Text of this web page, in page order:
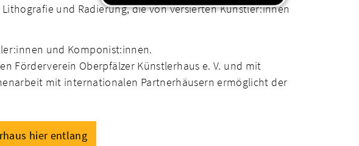
und Radierung, die von versierten Künstler:innen
und Komponist:innen.
Förderverein Oberpfälzer Künstlerhaus e. V. und mit
mit internationalen Partnerhäusern ermöglicht der
hier entlang